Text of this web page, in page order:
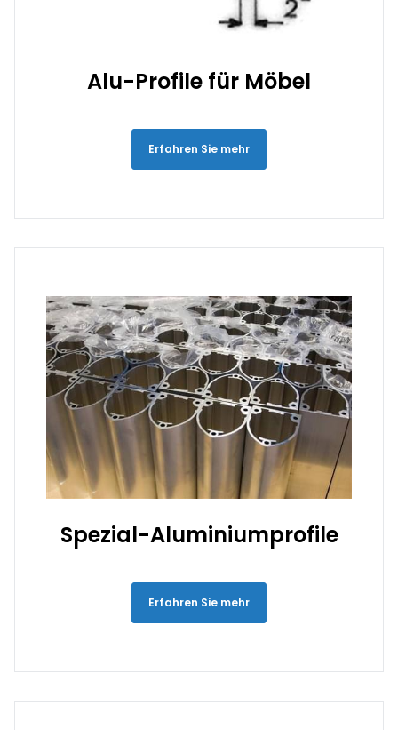
Alu-Profile für Möbel
Erfahren Sie mehr
Spezial-Aluminiumprofile
Erfahren Sie mehr